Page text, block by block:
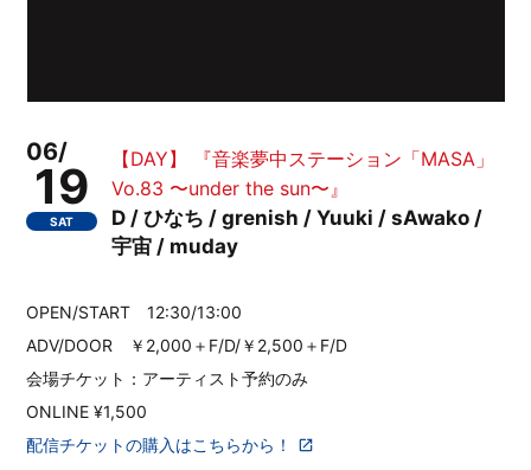
06/
19
SAT
【DAY】 『音楽夢中ステーション「MASA」
Vo.83 〜under the sun〜』
D / ひなち / grenish / Yuuki / sAwako /
宇宙 / muday
OPEN/START 12:30/13:00
ADV/DOOR ￥2,000＋F/D/￥2,500＋F/D
会場チケット：アーティスト予約のみ
ONLINE ¥1,500
配信チケットの購入はこちらから！